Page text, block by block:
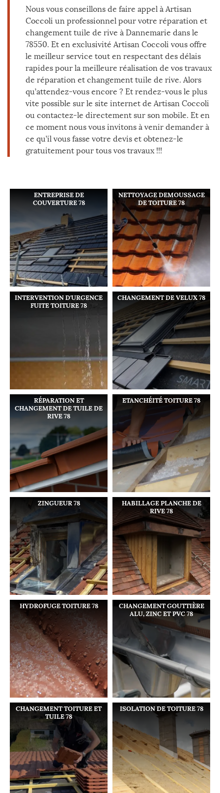
Nous vous conseillons de faire appel à Artisan
Coccoli un professionnel pour votre réparation et
changement tuile de rive à Dannemarie dans le
78550. Et en exclusivité Artisan Coccoli vous offre
le meilleur service tout en respectant des délais
rapides pour la meilleure réalisation de vos travaux
de réparation et changement tuile de rive. Alors
qu’attendez-vous encore ? Et rendez-vous le plus
vite possible sur le site internet de Artisan Coccoli
ou contactez-le directement sur son mobile. Et en
ce moment nous vous invitons à venir demander à
ce qu’il vous fasse votre devis et obtenez-le
gratuitement pour tous vos travaux !!!
ENTREPRISE DE
COUVERTURE 78
NETTOYAGE DEMOUSSAGE
DE TOITURE 78
INTERVENTION D'URGENCE
FUITE TOITURE 78
CHANGEMENT DE VELUX 78
RÉPARATION ET
CHANGEMENT DE TUILE DE
RIVE 78
ETANCHÉITÉ TOITURE 78
ZINGUEUR 78
HABILLAGE PLANCHE DE
RIVE 78
HYDROFUGE TOITURE 78
CHANGEMENT GOUTTIÈRE
ALU, ZINC ET PVC 78
CHANGEMENT TOITURE ET
TUILE 78
ISOLATION DE TOITURE 78